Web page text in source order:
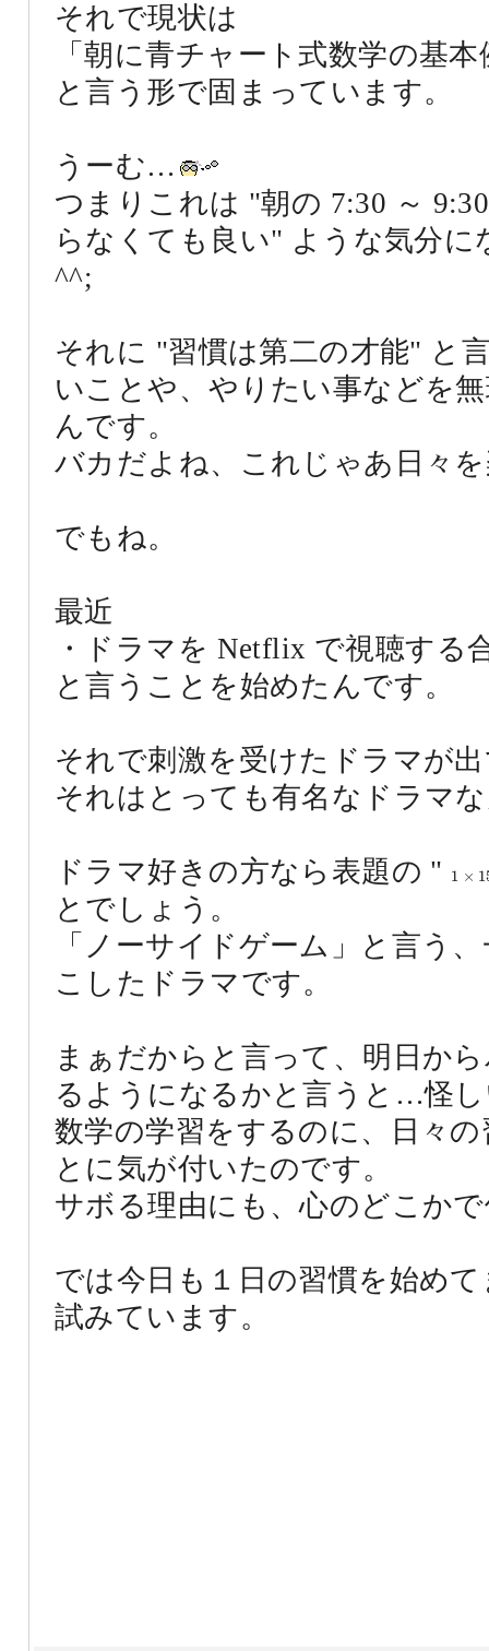
それで現状は
「朝に青チャート式数学の基
と言う形で固まっています。
うーむ…
つまりこれは "朝の 7:30 ～
らなくても良い" ような気分
^^;
それに "習慣は第二の才能" と
いことや、やりたい事などを
んです。
バカだよね、これじゃあ日々
でもね。
最近
・ドラマを Netflix で視聴する
と言うことを始めたんです。
それで刺激を受けたドラマが
それはとっても有名なドラマ
ドラマ好きの方なら表題の " 1 ×
1 ×15
とでしょう。
「ノーサイドゲーム」と言う
こしたドラマです。
まぁだからと言って、明日か
るようになるかと言うと…怪
数学の学習をするのに、日々
とに気が付いたのです。
サボる理由にも、心のどこか
では今日も１日の習慣を始め
試みています。